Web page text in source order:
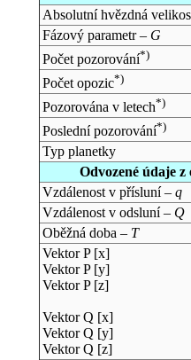
Absolutní hvězdná
Fázový parametr – G
Počet pozorování*)
Počet opozic*)
Pozorována v letech*)
Poslední pozorování*)
Typ planetky
Odvozené údaje
Vzdálenost v přísluní – q
Vzdálenost v odsluní – Q
Oběžná doba – T
Vektor P [x]
Vektor P [y]
Vektor P [z]
Vektor Q [x]
Vektor Q [y]
Vektor Q [z]